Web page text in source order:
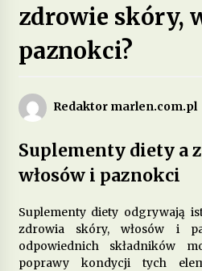
Dieta przy
jakie produkty
3 miesiące ago
4 miesiące ago
Dieta w leczeniu
są szczególnie
Jakie suplementy
poprawę jakości
6 miesięcy ago
zdrowie skóry,
paznokci?
Redaktor marlen.com.pl
Suplementy diety a
włosów i paznokci
Suplementy diety odgrywają
zdrowia skóry, włosów i
odpowiednich składników
poprawy kondycji tych